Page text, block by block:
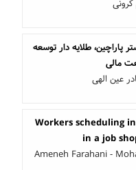
پاراچین، طلایه دار توسعه
مالی
عین الهی
Workers scheduling
in a job
Ameneh Farahani -